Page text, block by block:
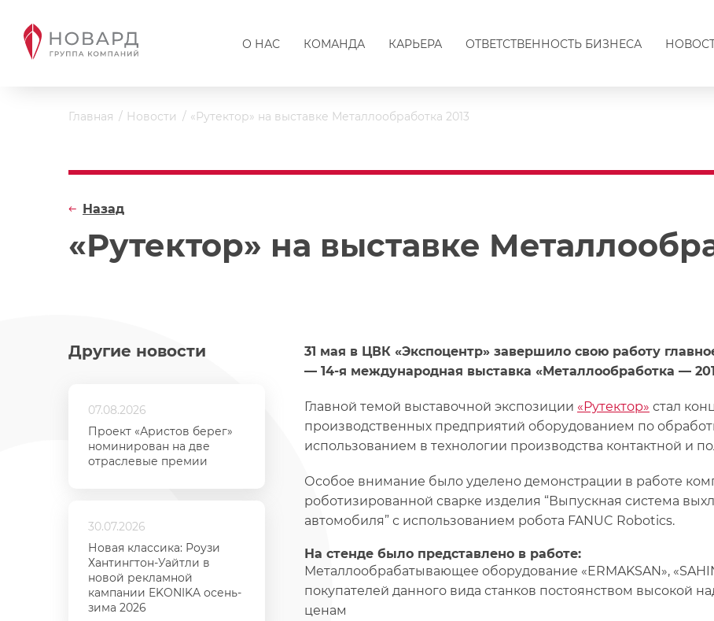
О НАС КОМАНДА КАРЬЕРА ОТВЕТСТВЕННОСТЬ БИЗНЕСА
Главная Новости «Рутектор» на выставке Металлообработка 2013
«Рутектор» на выставке
Назад
Другие новости
07.08.2026
Проект «Аристов берег»
номинирован на две
отраслевые премии
30.07.2026
Новая классика: Роузи
Хантингтон-Уайтли в
новой рекламной
кампании EKONIKA осень-
зима 2026
31 мая в ЦВК «Экспоцентр» завершило свою работу
— 14-я международная выставка «Металлообработка —
Главной темой выставочной экспозиции «Рутектор» стал
производственных предприятий оборудованием по
использованием в технологии производства контактной и
Особое внимание было уделено демонстрации в работе
роботизированной сварке изделия “Выпускная система
автомобиля” с использованием робота FANUC Robotics.
На стенде было представлено в работе:
Металлообрабатывающее оборудование «ERMAKSAN»,
покупателей данного вида станков постоянством высокой
ценам